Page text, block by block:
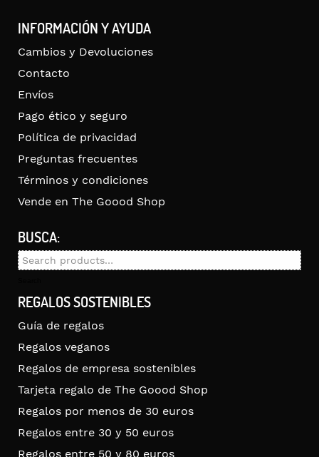
INFORMACIÓN Y AYUDA
Cambios y Devoluciones
Contacto
Envíos
Pago ético y seguro
Política de privacidad
Preguntas frecuentes
Términos y condiciones
Vende en The Goood Shop
BUSCA:
Search
REGALOS SOSTENIBLES
Guía de regalos
Regalos veganos
Regalos de empresa sostenibles
Tarjeta regalo de The Goood Shop
Regalos por menos de 30 euros
Regalos entre 30 y 50 euros
Regalos entre 50 y 80 euros